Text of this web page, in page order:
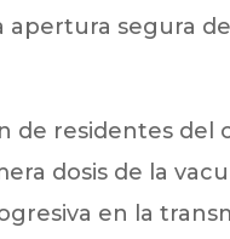
segura
de residentes del
dosis de la
en la